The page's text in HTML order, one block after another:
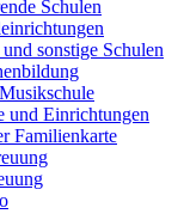
Schulen
sonstige Schulen
und Einrichtungen
Familienkarte